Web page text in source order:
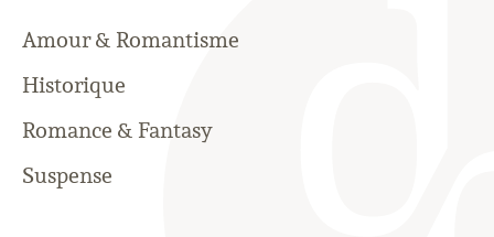
Amour & Romantisme
Historique
Romance & Fantasy
Suspense